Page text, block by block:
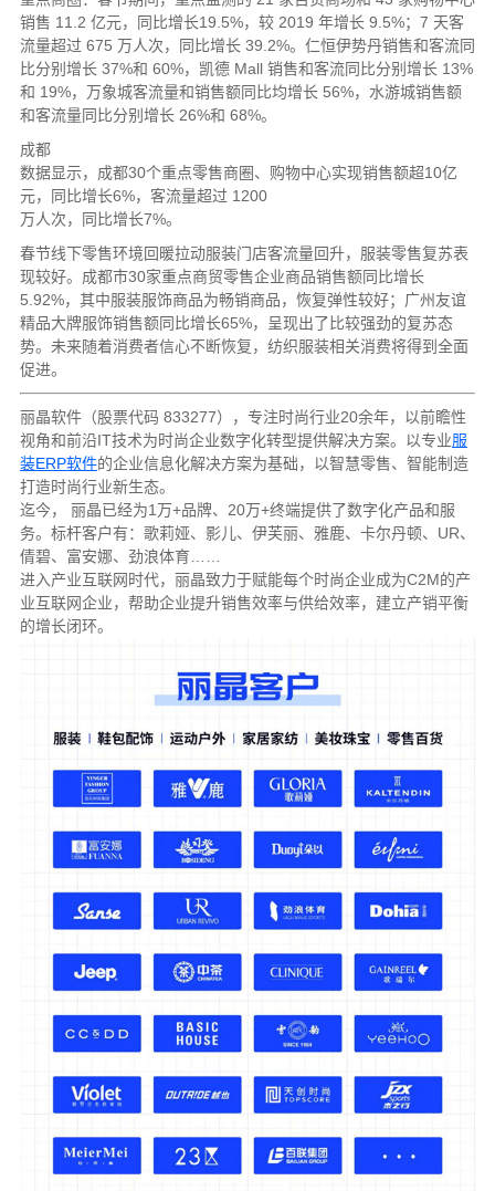
销售 11.2 亿元，同比增长19.5%，较 2019 年增长 9.5%；7 天客
流量超过 675 万人次，同比增长 39.2%。仁恒伊势丹销售和客流同
比分别增长 37%和 60%，凯德 Mall 销售和客流同比分别增长 13%
和 19%，万象城客流量和销售额同比均增长 56%，水游城销售额
和客流量同比分别增长 26%和 68%。
成都
数据显示，成都30个重点零售商圈、购物中心实现销售额超10亿
元，同比增长6%，客流量超过 1200
万人次，同比增长7%。
春节线下零售环境回暖拉动服装门店客流量回升，服装零售复苏表
现较好。成都市30家重点商贸零售企业商品销售额同比增长
5.92%，其中服装服饰商品为畅销商品，恢复弹性较好；广州友谊
精品大牌服饰销售额同比增长65%，呈现出了比较强劲的复苏态
势。未来随着消费者信心不断恢复，纺织服装相关消费将得到全面
促进。
丽晶软件（股票代码 833277），专注时尚行业20余年，以前瞻性
视角和前沿IT技术为时尚企业数字化转型提供解决方案。以专业服
装ERP软件的企业信息化解决方案为基础，以智慧零售、智能制造
打造时尚行业新生态。
迄今， 丽晶已经为1万+品牌、20万+终端提供了数字化产品和服
务。标杆客户有：歌莉娅、影儿、伊芙丽、雅鹿、卡尔丹顿、UR、
倩碧、富安娜、劲浪体育……
进入产业互联网时代，丽晶致力于赋能每个时尚企业成为C2M的产
业互联网企业，帮助企业提升销售效率与供给效率，建立产销平衡
的增长闭环。